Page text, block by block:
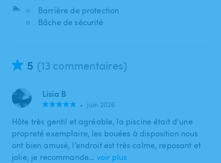
🏊
Barrière de protection
Bâche de sécurité
5 (13 commentaires)
Lisia B
• juin 2026
Hôte très gentil et agréable, la piscine était d’une
propreté exemplaire, les bouées à disposition nous
ont bien amusé, l’endroit est très calme, reposant et
jolie, je recommande… voir plus